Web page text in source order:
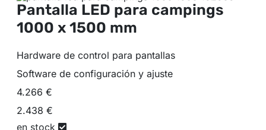
Pantalla LED para campings
1000 x 1500 mm
Hardware de control para pantallas
Software de configuración y ajuste
4.266 €
2.438 €
en stock